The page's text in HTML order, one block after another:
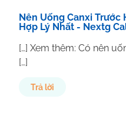
Nên Uống Canxi Trước
Hợp Lý Nhất - Nextg
[…] Xem thêm: Có nên
[…]
Trả lời